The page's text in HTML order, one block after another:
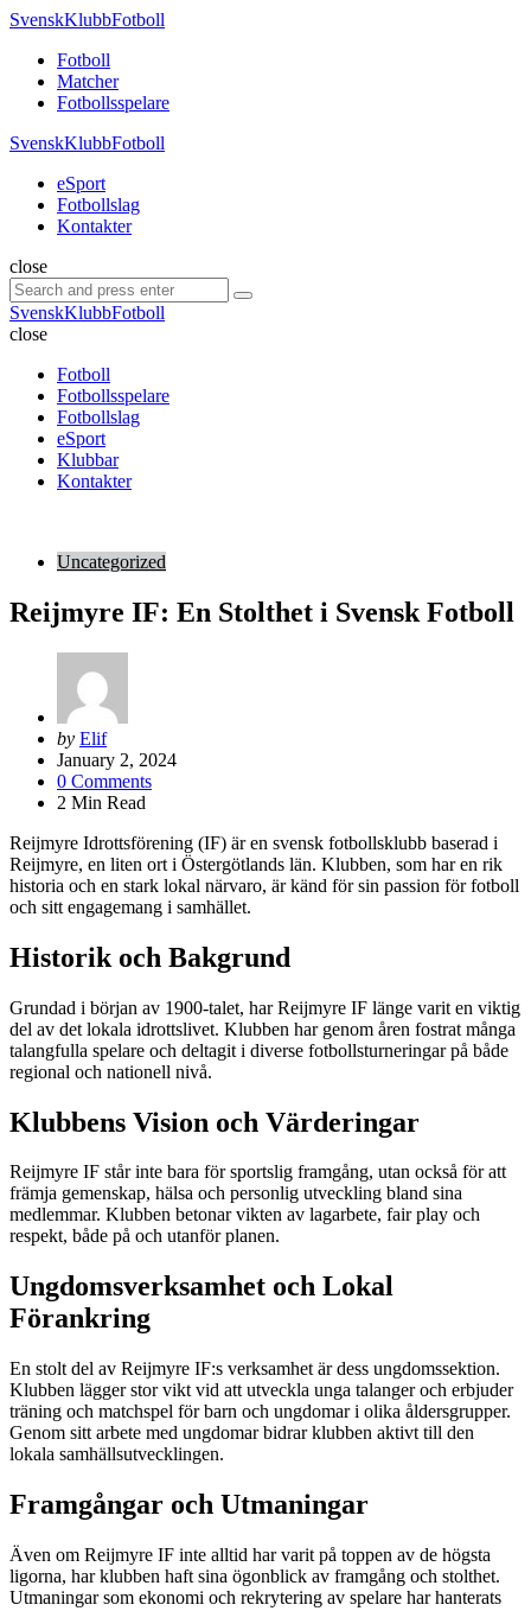
Menu
SvenskKlubbFotboll
Menu
Fotboll
Matcher
Fotbollsspelare
SvenskKlubbFotboll
eSport
Fotbollslag
Kontakter
Search
close
Search
for:
Search
SvenskKlubbFotboll
close
Fotboll
Fotbollsspelare
Fotbollslag
eSport
Klubbar
Kontakter
Uncategorized
Reijmyre IF: En Stolthet i Svensk Fotboll
Posted
by
by Elif
January 2, 2024
0 Comments
2 Min Read
Reijmyre Idrottsförening (IF) är en svensk fotbollsklubb baserad i
Reijmyre, en liten ort i Östergötlands län. Klubben, som har en rik
historia och en stark lokal närvaro, är känd för sin passion för fotboll
och sitt engagemang i samhället.
Historik och Bakgrund
Grundad i början av 1900-talet, har Reijmyre IF länge varit en viktig
del av det lokala idrottslivet. Klubben har genom åren fostrat många
talangfulla spelare och deltagit i diverse fotbollsturneringar på både
regional och nationell nivå.
Klubbens Vision och Värderingar
Reijmyre IF står inte bara för sportslig framgång, utan också för att
främja gemenskap, hälsa och personlig utveckling bland sina
medlemmar. Klubben betonar vikten av lagarbete, fair play och
respekt, både på och utanför planen.
Ungdomsverksamhet och Lokal
Förankring
En stolt del av Reijmyre IF:s verksamhet är dess ungdomssektion.
Klubben lägger stor vikt vid att utveckla unga talanger och erbjuder
träning och matchspel för barn och ungdomar i olika åldersgrupper.
Genom sitt arbete med ungdomar bidrar klubben aktivt till den
lokala samhällsutvecklingen.
Framgångar och Utmaningar
Även om Reijmyre IF inte alltid har varit på toppen av de högsta
ligorna, har klubben haft sina ögonblick av framgång och stolthet.
Utmaningar som ekonomi och rekrytering av spelare har hanterats